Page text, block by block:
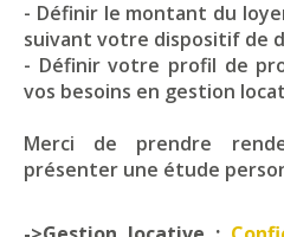
- Définir le montant du
suivant votre dispositif de
- Définir votre profil de
vos besoins en gestion
Merci de prendre
présenter une étude